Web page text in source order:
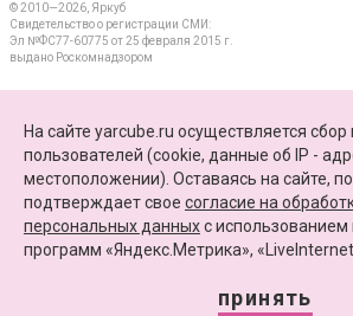
© 2010—2026, Яркуб
Свидетельство о регистрации СМИ:
Эл №ФС77-60775 от 25 февраля 2015 г.
выдано Роскомнадзором
ПАРТНЕРЫ
КАРТА САЙТА
+7 (4852) 64-15-52
Сайт функционирует при финансовой поддержке
На сайте yarcube.ru осуществляется
пользователей (cookie, данные об IP -
местоположении). Оставаясь на сайте,
подтверждает свое согласие на
персональных данныхc использованием
программ «Яндекс.Метрика»,
принять